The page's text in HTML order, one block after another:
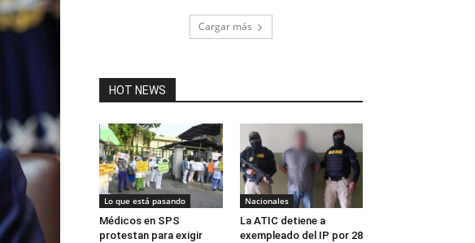
Cargar más
HOT NEWS
Lo que está pasando
Médicos en SPS
protestan para exigir
Nacionales
La ATIC detiene a
exempleado del IP por 28